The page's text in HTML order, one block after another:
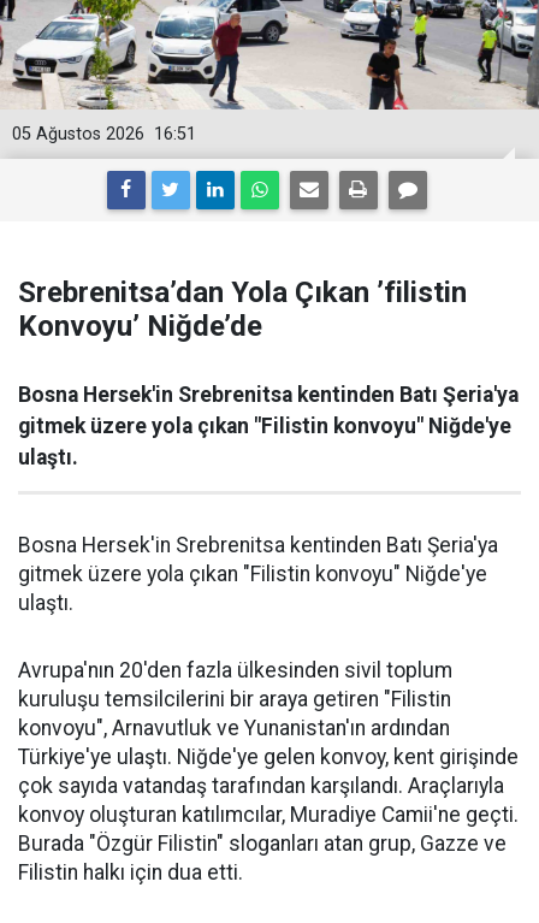
16:51
05 Ağustos 2026
Srebrenitsa’dan Yola Çıkan ’filistin
Konvoyu’ Niğde’de
Bosna Hersek'in Srebrenitsa kentinden Batı Şeria'ya
gitmek üzere yola çıkan "Filistin konvoyu" Niğde'ye
ulaştı.
Bosna Hersek'in Srebrenitsa kentinden Batı Şeria'ya
gitmek üzere yola çıkan "Filistin konvoyu" Niğde'ye
ulaştı.
Avrupa'nın 20'den fazla ülkesinden sivil toplum
kuruluşu temsilcilerini bir araya getiren "Filistin
konvoyu", Arnavutluk ve Yunanistan'ın ardından
Türkiye'ye ulaştı. Niğde'ye gelen konvoy, kent girişinde
çok sayıda vatandaş tarafından karşılandı. Araçlarıyla
konvoy oluşturan katılımcılar, Muradiye Camii'ne geçti.
Burada "Özgür Filistin" sloganları atan grup, Gazze ve
Filistin halkı için dua etti.